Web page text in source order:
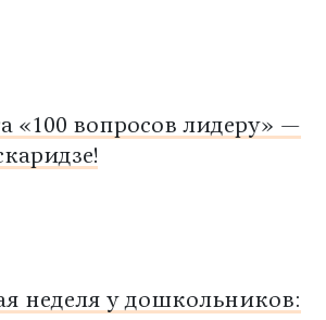
«100 вопросов лидеру» —
неделя у дошкольников: